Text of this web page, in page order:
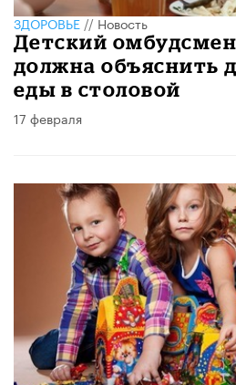
ЗДОРОВЬЕ//Новость
Детский
должна объяснить
еды в столовой
17 февраля